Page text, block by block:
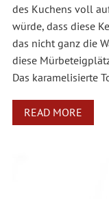
des Kuchens voll
würde, dass diese
das nicht ganz die
diese
Das karamelisierte
READ MORE